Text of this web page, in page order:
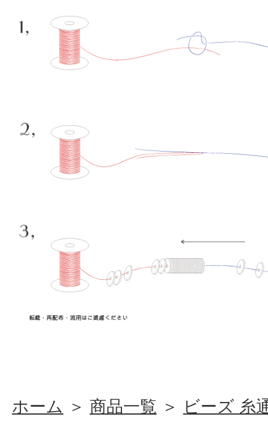
ホーム ＞ 商品一覧 ＞ ビーズ 糸